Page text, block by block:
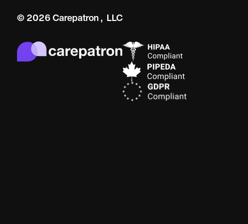
© 2026 Carepatron, LLC